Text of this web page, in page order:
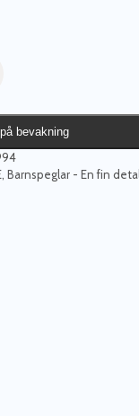
bevakning
Barnspeglar - En fin